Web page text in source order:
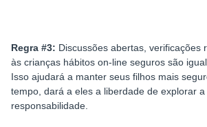
Regra #3: Discussões abertas, verificações
às crianças hábitos on-line seguros são
Isso ajudará a manter seus filhos mais
tempo, dará a eles a liberdade de explorar
responsabilidade.